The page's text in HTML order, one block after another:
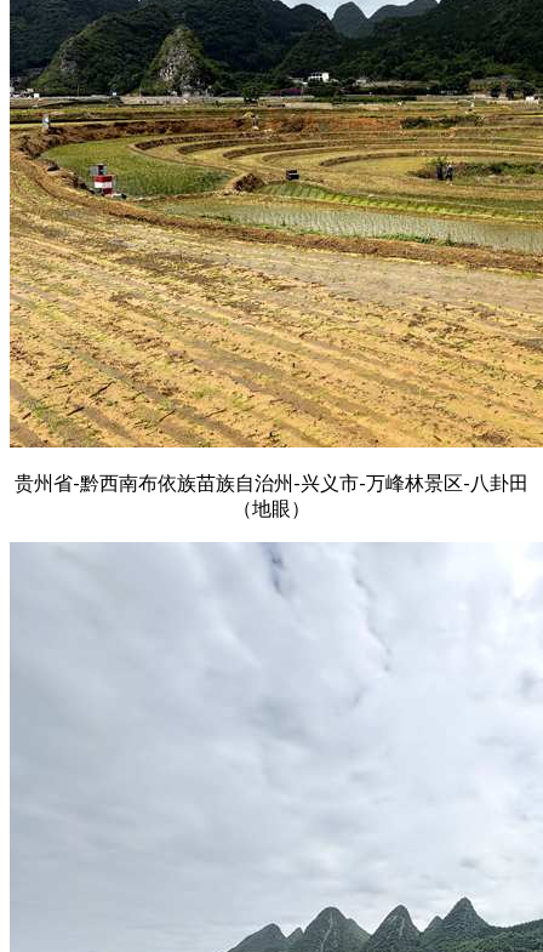
贵州省-黔西南布依族苗族自治州-兴义市-万峰林景区-八卦田
（地眼）